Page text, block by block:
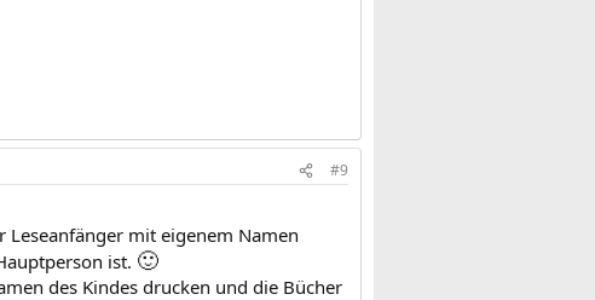
#9
mit eigenem Namen
ist. 🙂
des Kindes drucken und die Bücher